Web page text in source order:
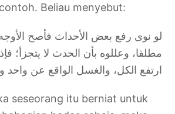
Beliau menyebut:
لو نوى رفع بعض الأحداث فأصح
مطلقا، وعللوه بأن الحدث لا يتجزأ؛
ارتفع الكل، والغسل الواقع عن واحد
seseorang itu berniat untuk